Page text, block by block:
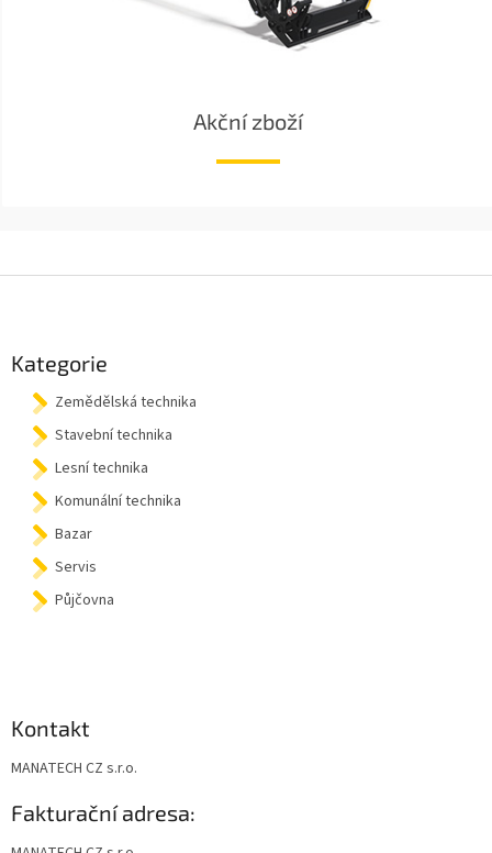
Akční zboží
Kategorie
Zemědělská technika
Stavební technika
Lesní technika
Komunální technika
Bazar
Servis
Půjčovna
Kontakt
MANATECH CZ s.r.o.
Fakturační adresa: